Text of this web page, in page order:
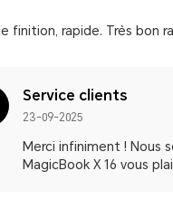
finition, rapide. Très bon
Service clients
23-09-2025
Merci infiniment ! Nous
MagicBook X 16 vous